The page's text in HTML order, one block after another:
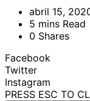
abril 15,
5 mins Read
0 Shares
Facebook
Twitter
Instagram
PRESS ESC TO